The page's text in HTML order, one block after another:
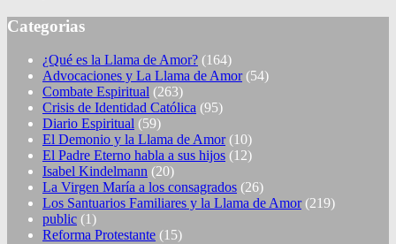
Categorias
¿Qué es la Llama de Amor? (164)
Advocaciones y La Llama de Amor(54)
Combate Espiritual (263)
Crisis de Identidad Católica (95)
Diario Espiritual (59)
El Demonio y la Llama de Amor(10)
El Padre Eterno habla a sus hijos (12)
Isabel Kindelmann (20)
La Virgen María a los consagrados (26)
Los Santuarios Familiares y la Llama de Amor(219)
public (1)
Reforma Protestante (15)